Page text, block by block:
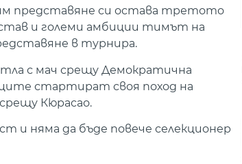
представяне си остава третото
и големи амбиции тимът на
в турнира.
с мач срещу Демократична
стартират своя поход на
Кюрасао.
и няма да бъде повече селекционер